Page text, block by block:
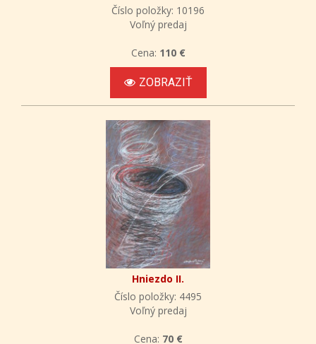
Číslo položky: 10196
Voľný predaj
Cena: 110 €
ZOBRAZIŤ
Hniezdo II.
Číslo položky: 4495
Voľný predaj
Cena: 70 €